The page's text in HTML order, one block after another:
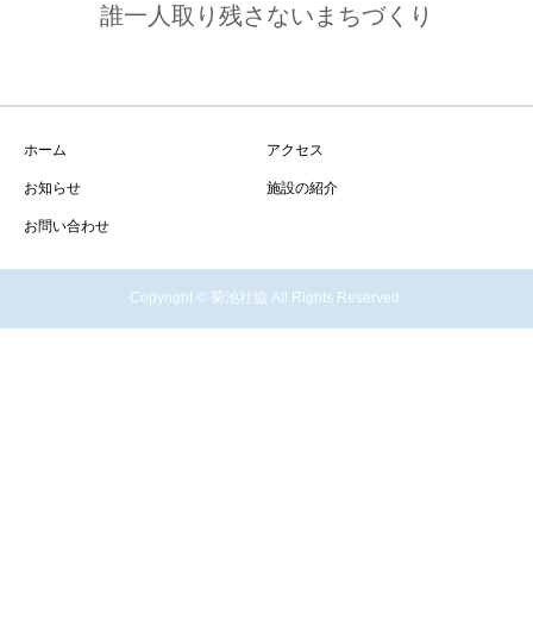
誰一人取り残さないまちづくり
ホーム アクセス
お知らせ 施設の紹介
お問い合わせ
Copyright © 菊池社協 All Rights Reserved.